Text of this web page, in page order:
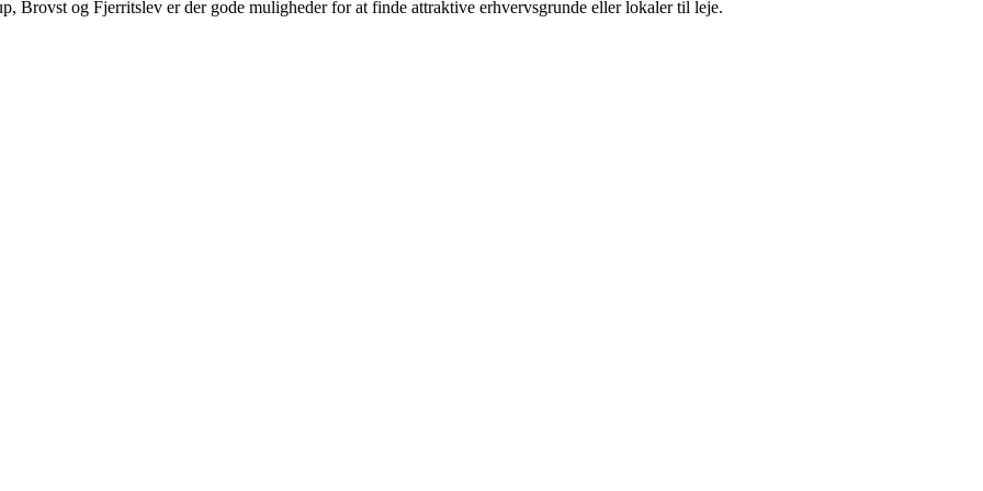
Brovst og Fjerritslev er der gode muligheder for at finde attraktive erhvervsgrunde eller lokaler til leje.